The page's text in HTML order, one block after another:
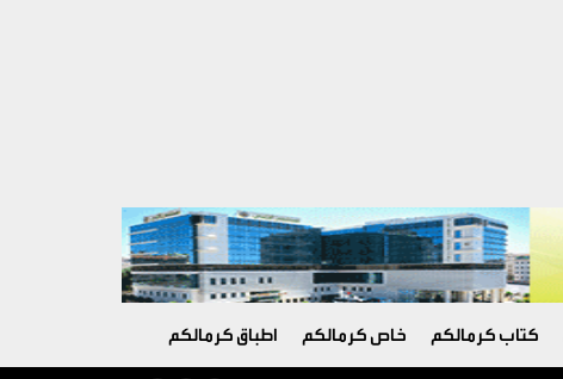
كتاب كرمالكم خاص كرمالكم اطباق كرمالكم